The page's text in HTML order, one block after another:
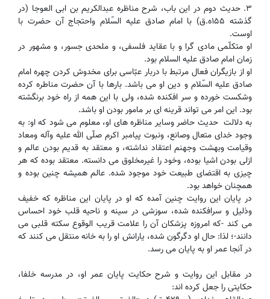
۳. حدیث دوم در این باب، شرح مناظره عبدالکریم بن ابی العوجا (در
گذشته ۱۵۵ه.ق) با امام صادق علیه السّلام واحتجاج آن حضرت با
اوست.
او متکلّمی مادی گرا و با عقاید فلسفی، و ملحدی جسور، و مشهور در
زمان امام صادق علیه السلام بود.
او از بازیگران فعال مرتبط با دربار عبّاسی برای مخدوش کردن چهره امام
صادق علیه السّلام و دین او می باشد. بارها با آن حضرت مناطره کرده
وشکست خورده و سر افکنده شده، ولی با این همه از راه خود برنگشته
بود. این امر می تواند قرینه ای بر مامور بودن او باشد.
به دلالت حدیث حاضر وسایر مناظره های او، معلوم می شود که او: به
وجود خدای متعال وصانع، ونبوت پیامبر اکرم صلّی الله علیه وآله ومعاد
وقیامت وبهشت وجهنم اعتقاد نداشته، و معتقد به قدیم بودن عالم و
ازلی بودن اشیا بوده، وخود را غیرمخلوق می دانسته. معتقد بوده که هر
چیزی به اقتضای طبیعت خود موجود شده. عالم همیشه چنین بوده و
همچنان خواهد بود.
در پایان این روایت چنین آمده که او در پایان این مناظره که خفیف
وذلیل و سرافکنده شده، سوزشی در سینه و ناحیه قلب خود احساس
می کند -که امروزه پزشکان آن را علامت قریب الوقوع سکته قلبی می
دانند-؛ لذا: حال او دگرگون شده، یارانش او را به خانه منتقل می کنند که
در آنجا عمر او به پایان می رسد.
در مقابل این روایت و شرح حکایت پایان عمر او، در مدرسه خلفا،
حکایتی را جعل کرده اند: